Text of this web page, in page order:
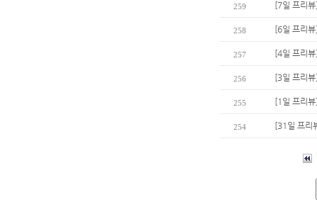
259 [7일 프리뷰
258 [6일 프리
257 [4일 프리
256 [3일 프리
255 [1일 프리
254 [31일 프리